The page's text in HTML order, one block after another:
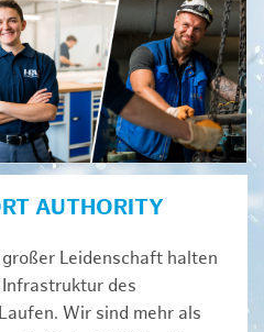
AUTHORITY
Leidenschaft halten
des
Wir sind mehr als